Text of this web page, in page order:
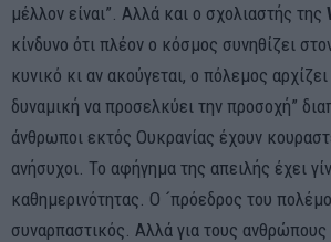
μέλλον είναι”. Αλλά και ο σχολιαστής της
κίνδυνο ότι πλέον ο κόσμος συνηθίζει
κυνικό κι αν ακούγεται, ο πόλεμος
δυναμική να προσελκύει την προσοχή”
άνθρωποι εκτός Ουκρανίας έχουν
ανήσυχοι. Το αφήγημα της απειλής έχει
καθημερινότητας. Ο ´πρόεδρος του
συναρπαστικός. Αλλά για τους ανθρώπους